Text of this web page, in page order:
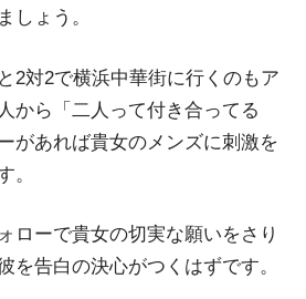
しょう。
2対2で横浜中華街に行くのもア
から「二人って付き合ってる
があれば貴女のメンズに刺激を
。
ローで貴女の切実な願いをさり
を告白の決心がつくはずです。